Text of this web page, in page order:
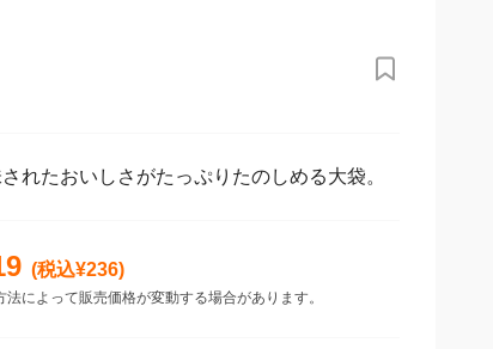
れたおいしさがたっぷりたのしめる大袋。
(税込¥236)
法によって販売価格が変動する場合があります。